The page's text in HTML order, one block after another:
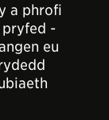
a phrofi
-
eu